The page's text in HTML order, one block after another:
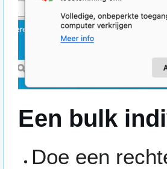
Een bulk
Doe een